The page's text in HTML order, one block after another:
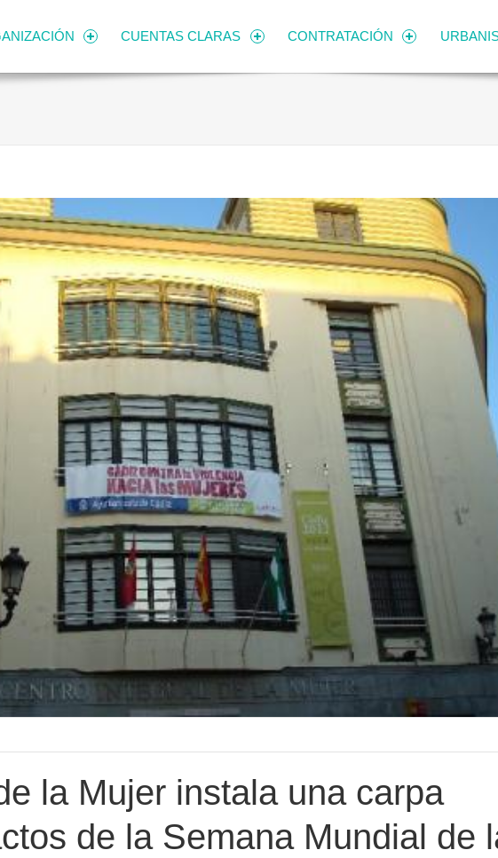
CUENTAS CLARAS CONTRATACIÓN
la Mujer instala una carpa
de la Semana Mundial de